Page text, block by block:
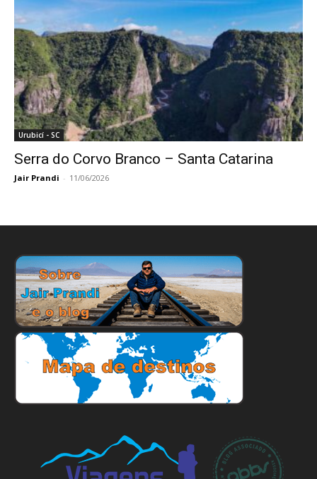
Urubicí - SC
Serra do Corvo Branco – Santa Catarina
Jair Prandi - 11/06/2026